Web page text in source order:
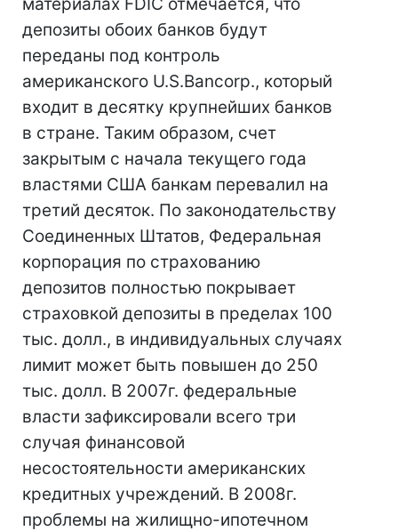
депозиты обоих банков будут
переданы под контроль
американского U.S.Bancorp., который
входит в десятку крупнейших банков
в стране. Таким образом, счет
закрытым с начала текущего года
властями США банкам перевалил на
третий десяток. По законодательству
Соединенных Штатов, Федеральная
корпорация по страхованию
депозитов полностью покрывает
страховкой депозиты в пределах 100
тыс. долл., в индивидуальных случаях
лимит может быть повышен до 250
тыс. долл. В 2007г. федеральные
власти зафиксировали всего три
случая финансовой
несостоятельности американских
кредитных учреждений. В 2008г.
проблемы на жилищно-ипотечном